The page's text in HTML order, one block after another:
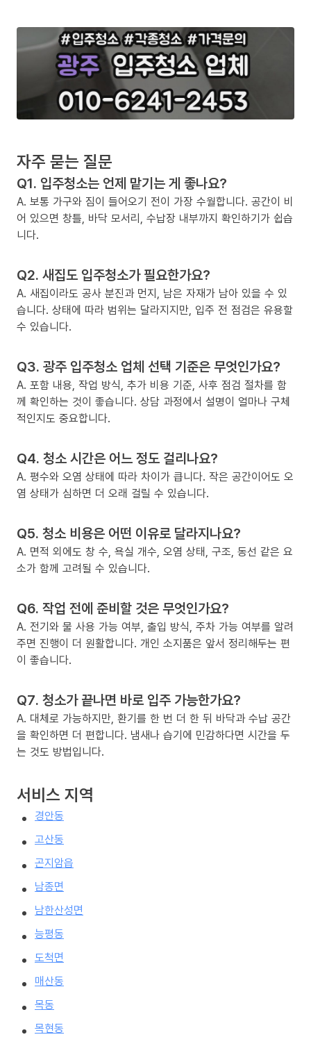
자주 묻는 질문
Q1. 입주청소는 언제 맡기는 게 좋나요?
A. 보통 가구와 짐이 들어오기 전이 가장 수월합니다. 공간이 비
어 있으면 창틀, 바닥 모서리, 수납장 내부까지 확인하기가 쉽습
니다.
Q2. 새집도 입주청소가 필요한가요?
A. 새집이라도 공사 분진과 먼지, 남은 자재가 남아 있을 수 있
습니다. 상태에 따라 범위는 달라지지만, 입주 전 점검은 유용할
수 있습니다.
Q3. 광주 입주청소 업체 선택 기준은 무엇인가요?
A. 포함 내용, 작업 방식, 추가 비용 기준, 사후 점검 절차를 함
께 확인하는 것이 좋습니다. 상담 과정에서 설명이 얼마나 구체
적인지도 중요합니다.
Q4. 청소 시간은 어느 정도 걸리나요?
A. 평수와 오염 상태에 따라 차이가 큽니다. 작은 공간이어도 오
염 상태가 심하면 더 오래 걸릴 수 있습니다.
Q5. 청소 비용은 어떤 이유로 달라지나요?
A. 면적 외에도 창 수, 욕실 개수, 오염 상태, 구조, 동선 같은 요
소가 함께 고려될 수 있습니다.
Q6. 작업 전에 준비할 것은 무엇인가요?
A. 전기와 물 사용 가능 여부, 출입 방식, 주차 가능 여부를 알려
주면 진행이 더 원활합니다. 개인 소지품은 앞서 정리해두는 편
이 좋습니다.
Q7. 청소가 끝나면 바로 입주 가능한가요?
A. 대체로 가능하지만, 환기를 한 번 더 한 뒤 바닥과 수납 공간
을 확인하면 더 편합니다. 냄새나 습기에 민감하다면 시간을 두
는 것도 방법입니다.
서비스 지역
경안동
고산동
곤지암읍
남종면
남한산성면
능평동
도척면
매산동
목동
목현동